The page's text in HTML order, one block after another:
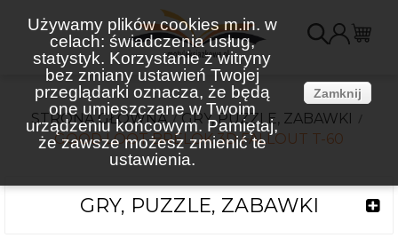
Używamy plików cookies m.in. w
celach: świadczenia usług,
statystyk. Korzystanie z witryny
bez zmiany ustawień Twojej
przeglądarki oznacza, że będą
one umieszczane w Twoim
urządzeniu końcowym. Pamiętaj,
że zawsze możesz zmienić te
ustawienia.
Zamknij
STRONA GŁÓWNA
GRY, PUZZLE, ZABAWKI
GOOD LOOT BRELOK 3D FALLOUT T-60
GRY, PUZZLE, ZABAWKI